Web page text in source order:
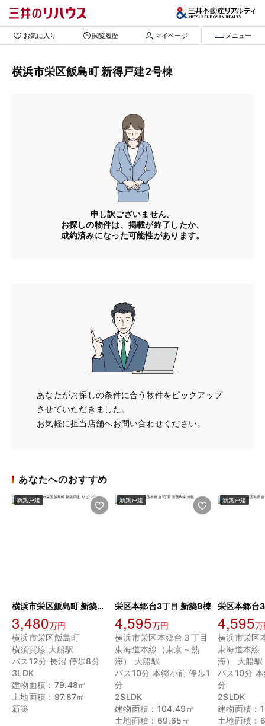
お気に入り 閲覧履歴 マイページ メニュー
横浜市栄区飯島町 新得戸建2号棟
申し訳ございません。
お探しの物件は、掲載が終了したか、
成約済みになった可能性があります。
あなたがお探しの条件に合う物件をピックアップ
させていただきました。
お気軽に担当店舗へお問い合わせください。
あなたへのおすすめ
新築戸建
横浜市栄区飯島町 新築戸建
3,480万円
横浜市栄区飯島町
横須賀線 大船駅
バス12分 長沼 停歩8分
3LDK
建物面積：79.48㎡
土地面積：97.87㎡
新築
新築戸建
栄区本郷台3丁目 新築B棟
4,595万円
横浜市栄区本郷台３丁目
東海道本線（東京～熱
海） 大船駅
バス10分 本郷小前 停歩1
分
2SLDK
建物面積：104.49㎡
土地面積：69.65㎡
新築戸建
栄区本郷台
4,595万
横浜市栄区
東海道本線
海） 大船駅
バス10分
分
2SLDK
建物面積：
土地面積：